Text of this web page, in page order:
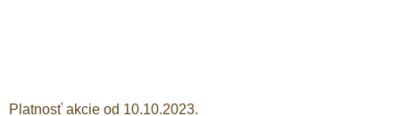
Platnosť akcie od 10.10.2023.